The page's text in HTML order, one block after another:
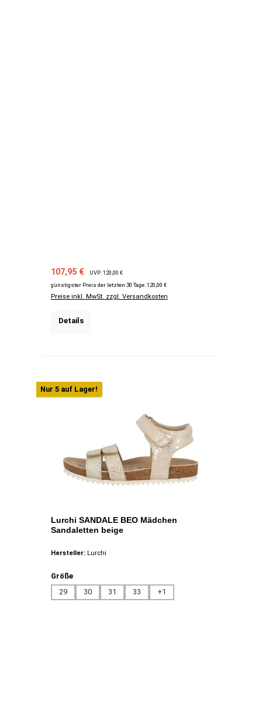
Verkaufspreis:
107,95 € Regulärer Preis:
UVP: 120,00 €
günstigster Preis der letzten 30 Tage: 120,00 €
Preise inkl. MwSt. zzgl. Versandkosten
Details
Nur 5 auf Lager!
Lurchi SANDALE BEO Mädchen
Sandaletten beige
Hersteller: Lurchi
Größeauswählen
29
30 31 33 +1